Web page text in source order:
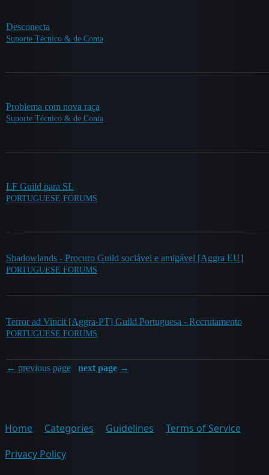
Desconecta
Suporte Técnico & de Conta
Problema com nova raça
Suporte Técnico & de Conta
LF Guild para SL
PORTUGUESE FORUMS
Shadowlands - Procuro Guild sociável e amigável [Aggra EU]
PORTUGUESE FORUMS
Terror ad Vincit [Aggra-PT] Guild Portuguesa - Recrutamento
PORTUGUESE FORUMS
← previous page next page →
Home Categories Guidelines
Terms of Service
Privacy Policy